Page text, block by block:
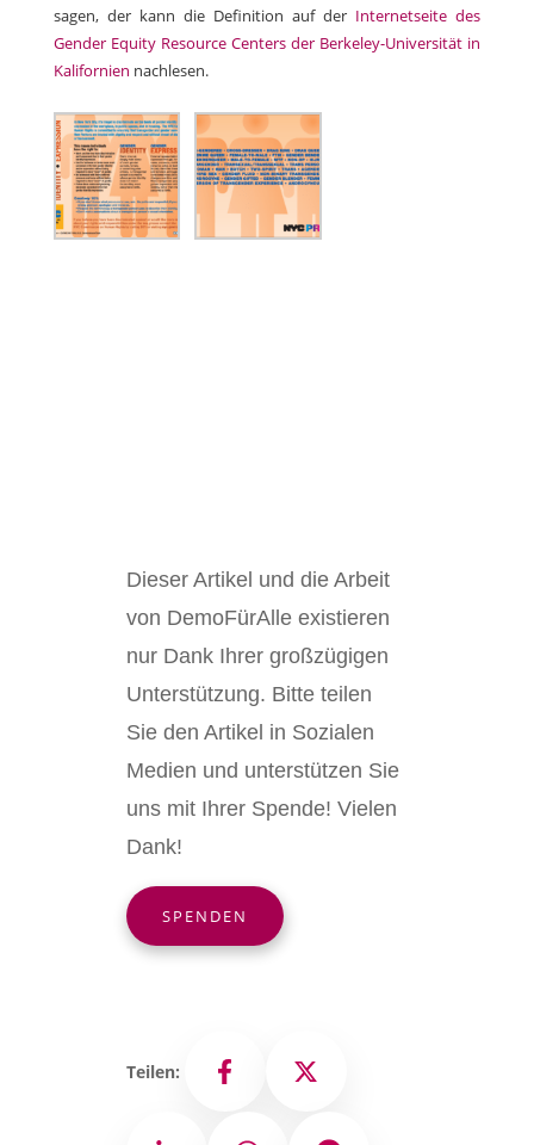
sagen, der kann die Definition auf der Internetseite des
Gender Equity Resource Centers der Berkeley-Universität in
Kalifornien nachlesen.
Dieser Artikel und die Arbeit
von DemoFürAlle existieren
nur Dank Ihrer großzügigen
Unterstützung. Bitte teilen
Sie den Artikel in Sozialen
Medien und unterstützen Sie
uns mit Ihrer Spende! Vielen
Dank!
SPENDEN
Teilen: Facebook X